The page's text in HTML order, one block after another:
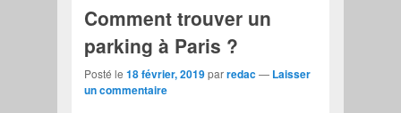
Comment trouver un
parking à Paris ?
Posté le18 février, 2019parredac— Laisser
un commentaire